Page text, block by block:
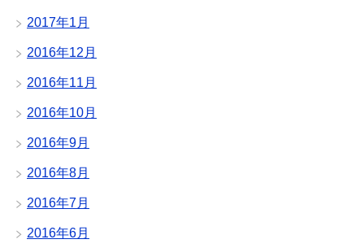
2017年1月
2016年12月
2016年11月
2016年10月
2016年9月
2016年8月
2016年7月
2016年6月